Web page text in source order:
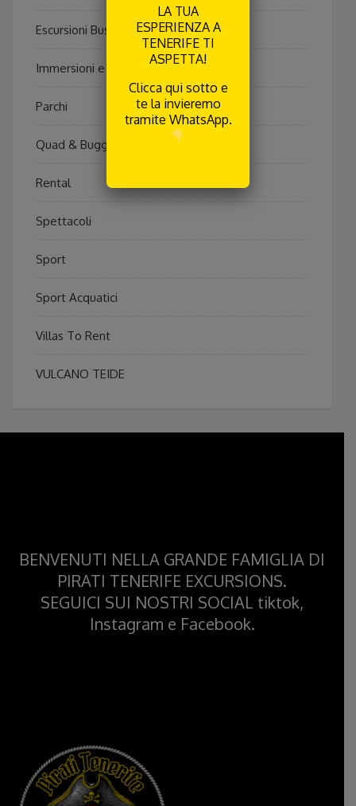
Escursioni Bus
Immersioni e Pesca
Parchi
Quad & Buggy
Rental
Spettacoli
Sport
Sport Acquatici
Villas To Rent
VULCANO TEIDE
BENVENUTI NELLA GRANDE FAMIGLIA DI
PIRATI TENERIFE EXCURSIONS.
SEGUICI SUI NOSTRI SOCIAL tiktok,
Instagram e Facebook.
LA TUA
ESPERIENZA A
TENERIFE TI
ASPETTA!
Clicca qui sotto e
te la invieremo
tramite WhatsApp.